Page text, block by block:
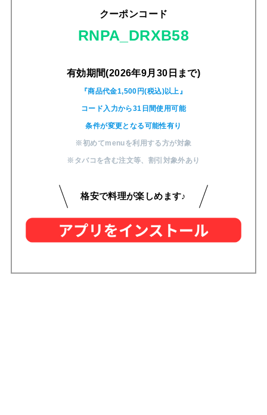
クーポンコード
RNPA_DRXB58
有効期間(2026年9月30日まで)
『商品代金1,500円(税込)以上』
コード入力から31日間使用可能
条件が変更となる可能性有り
※初めてmenuを利用する方が対象
※タバコを含む注文等、 割引対象外あり
格安で料理が楽しめます♪